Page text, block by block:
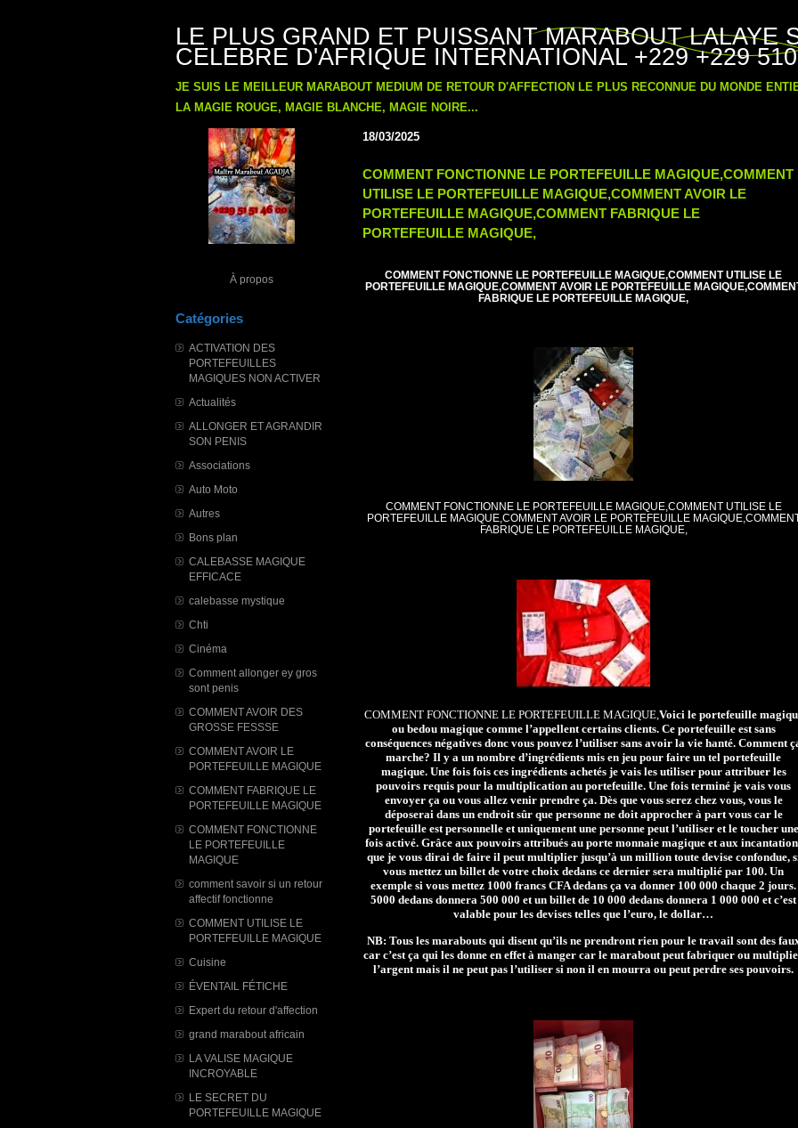
LE PLUS GRAND ET PUISSANT MARABOUT LALAYE
CELEBRE D'AFRIQUE INTERNATIONAL +229 +229
JE SUIS LE MEILLEUR MARABOUT MEDIUM DE RETOUR D'AFFECTION LE PLUS RECONNUE DU MONDE
LA MAGIE ROUGE, MAGIE BLANCHE, MAGIE NOIRE...
À propos
Catégories
ACTIVATION DES
PORTEFEUILLES
MAGIQUES NON ACTIVER
Actualités
ALLONGER ET AGRANDIR
SON PENIS
Associations
Auto Moto
Autres
Bons plan
CALEBASSE MAGIQUE
EFFICACE
calebasse mystique
Chti
Cinéma
Comment allonger ey gros
sont penis
COMMENT AVOIR DES
GROSSE FESSSE
COMMENT AVOIR LE
PORTEFEUILLE MAGIQUE
COMMENT FABRIQUE LE
PORTEFEUILLE MAGIQUE
COMMENT FONCTIONNE
LE PORTEFEUILLE
MAGIQUE
comment savoir si un retour
affectif fonctionne
COMMENT UTILISE LE
PORTEFEUILLE MAGIQUE
Cuisine
ÉVENTAIL FÉTICHE
Expert du retour d'affection
grand marabout africain
LA VALISE MAGIQUE
INCROYABLE
LE SECRET DU
PORTEFEUILLE MAGIQUE
18/03/2025
COMMENT FONCTIONNE LE PORTEFEUILLE MAGIQUE,COMMENT
UTILISE LE PORTEFEUILLE MAGIQUE,COMMENT AVOIR LE
PORTEFEUILLE MAGIQUE,COMMENT FABRIQUE LE
PORTEFEUILLE MAGIQUE,
COMMENT FONCTIONNE LE PORTEFEUILLE MAGIQUE,COMMENT UTILISE LE
PORTEFEUILLE MAGIQUE,COMMENT AVOIR LE PORTEFEUILLE
FABRIQUE LE PORTEFEUILLE MAGIQUE,
COMMENT FONCTIONNE LE PORTEFEUILLE MAGIQUE,COMMENT UTILISE LE
PORTEFEUILLE MAGIQUE,COMMENT AVOIR LE PORTEFEUILLE
FABRIQUE LE PORTEFEUILLE MAGIQUE,
COMMENT FONCTIONNE LE PORTEFEUILLE MAGIQUE, Voici le portefeuille
ou bedou magique comme l’appellent certains clients. Ce portefeuille est sans
conséquences négatives donc vous pouvez l’utiliser sans avoir la vie hanté. Comment
marche? Il y a un nombre d’ingrédients mis en jeu pour faire un tel portefeuille
magique. Une fois fois ces ingrédients achetés je vais les utiliser pour attribuer les
pouvoirs requis pour la multiplication au portefeuille. Une fois terminé je vais vous
envoyer ça ou vous allez venir prendre ça. Dès que vous serez chez vous, vous le
déposerai dans un endroit sûr que personne ne doit approcher à part vous car le
portefeuille est personnelle et uniquement une personne peut l’utiliser et le toucher une
fois activé. Grâce aux pouvoirs attribués au porte monnaie magique et aux
que je vous dirai de faire il peut multiplier jusqu’à un million toute devise confondue,
vous mettez un billet de votre choix dedans ce dernier sera multiplié par 100. Un
exemple si vous mettez 1000 francs CFA dedans ça va donner 100 000 chaque 2 jours.
5000 dedans donnera 500 000 et un billet de 10 000 dedans donnera 1 000 000 et c’est
valable pour les devises telles que l’euro, le dollar…
NB: Tous les marabouts qui disent qu’ils ne prendront rien pour le travail sont des
car c’est ça qui les donne en effet à manger car le marabout peut fabriquer ou
l’argent mais il ne peut pas l’utiliser si non il en mourra ou peut perdre ses pouvoirs.